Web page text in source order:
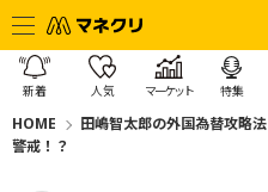
新着 人気 マーケット 特集
HOME 田嶋智太郎の外国為替攻略法
警戒！？